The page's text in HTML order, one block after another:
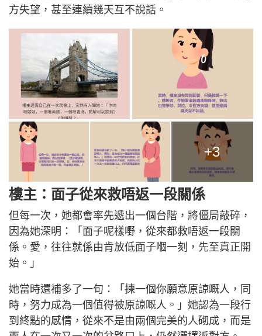
方失望，甚至連續幾天互不說話。
+3
樓主：面子從來救唔返一段關係
但每一次，她都會率先遞出一個台階，將僵局敲碎，
因為她深明：「面子呢樣嘢，從來都救唔返一段關
係。愛，往往就係由肯放低面子嗰一刻，先至真正開
始。」
她當時還補多了一句：「揀一個你願意原諒嘅人，同
時，努力成為一個值得被原諒嘅人。」她認為一段行
到終點的感情，從來不是由兩個完美的人砌成，而是